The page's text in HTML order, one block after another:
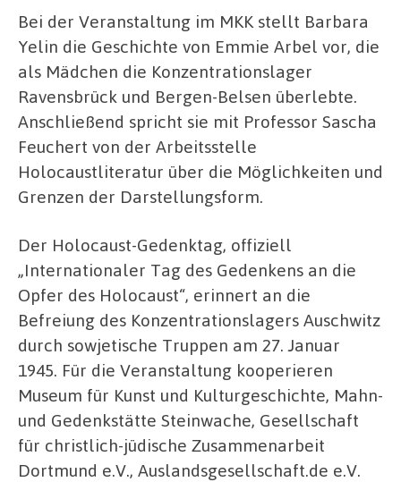
Bei der Veranstaltung im MKK stellt Barbara
Yelin die Geschichte von Emmie Arbel vor, die
als Mädchen die Konzentrationslager
Ravensbrück und Bergen-Belsen überlebte.
Anschließend spricht sie mit Professor Sascha
Feuchert von der Arbeitsstelle
Holocaustliteratur über die Möglichkeiten und
Grenzen der Darstellungsform.
Der Holocaust-Gedenktag, offiziell
„Internationaler Tag des Gedenkens an die
Opfer des Holocaust“, erinnert an die
Befreiung des Konzentrationslagers Auschwitz
durch sowjetische Truppen am 27. Januar
1945. Für die Veranstaltung kooperieren
Museum für Kunst und Kulturgeschichte, Mahn-
und Gedenkstätte Steinwache, Gesellschaft
für christlich-jüdische Zusammenarbeit
Dortmund e.V., Auslandsgesellschaft.de e.V.